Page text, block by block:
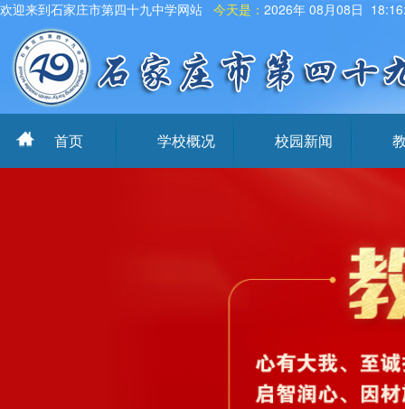
欢迎来到石家庄市第四十九中学网站 今天是： 2026年 08月08日
首页 学校概况 校园新闻